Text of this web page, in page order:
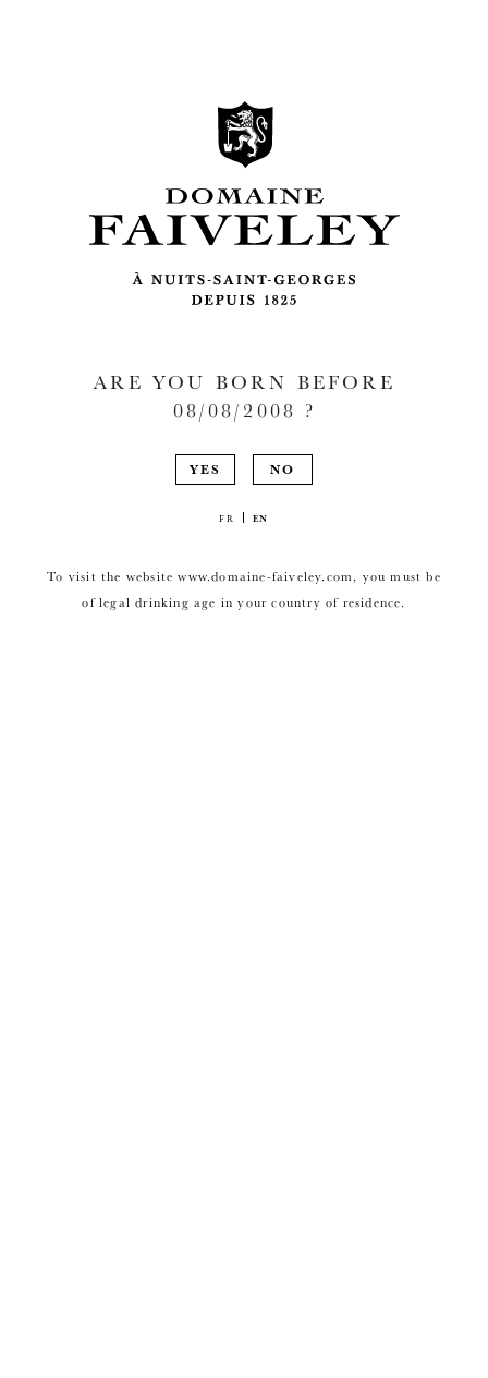
ARE YOU BORN BEFORE
08/08/2008 ?
YES NO
FR EN
To visit the website www.domaine-faiveley.com, you must be
of legal drinking age in your country of residence.